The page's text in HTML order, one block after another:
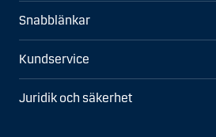
Snabblänkar
Kundservice
Juridik och säkerhet